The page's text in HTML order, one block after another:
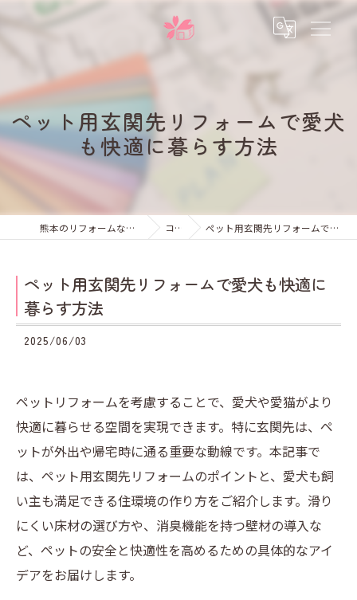
ペット用玄関先リフォームで愛犬
も快適に暮らす方法
熊本のリフォームなら未来彩建株式会社 コラム ペット用玄関先リフォームで愛犬も快適に暮らす方法
ペット用玄関先リフォームで愛犬も快適に
暮らす方法
2025/06/03
ペットリフォームを考慮することで、愛犬や愛猫がより
快適に暮らせる空間を実現できます。特に玄関先は、ペ
ットが外出や帰宅時に通る重要な動線です。本記事で
は、ペット用玄関先リフォームのポイントと、愛犬も飼
い主も満足できる住環境の作り方をご紹介します。滑り
にくい床材の選び方や、消臭機能を持つ壁材の導入な
ど、ペットの安全と快適性を高めるための具体的なアイ
デアをお届けします。